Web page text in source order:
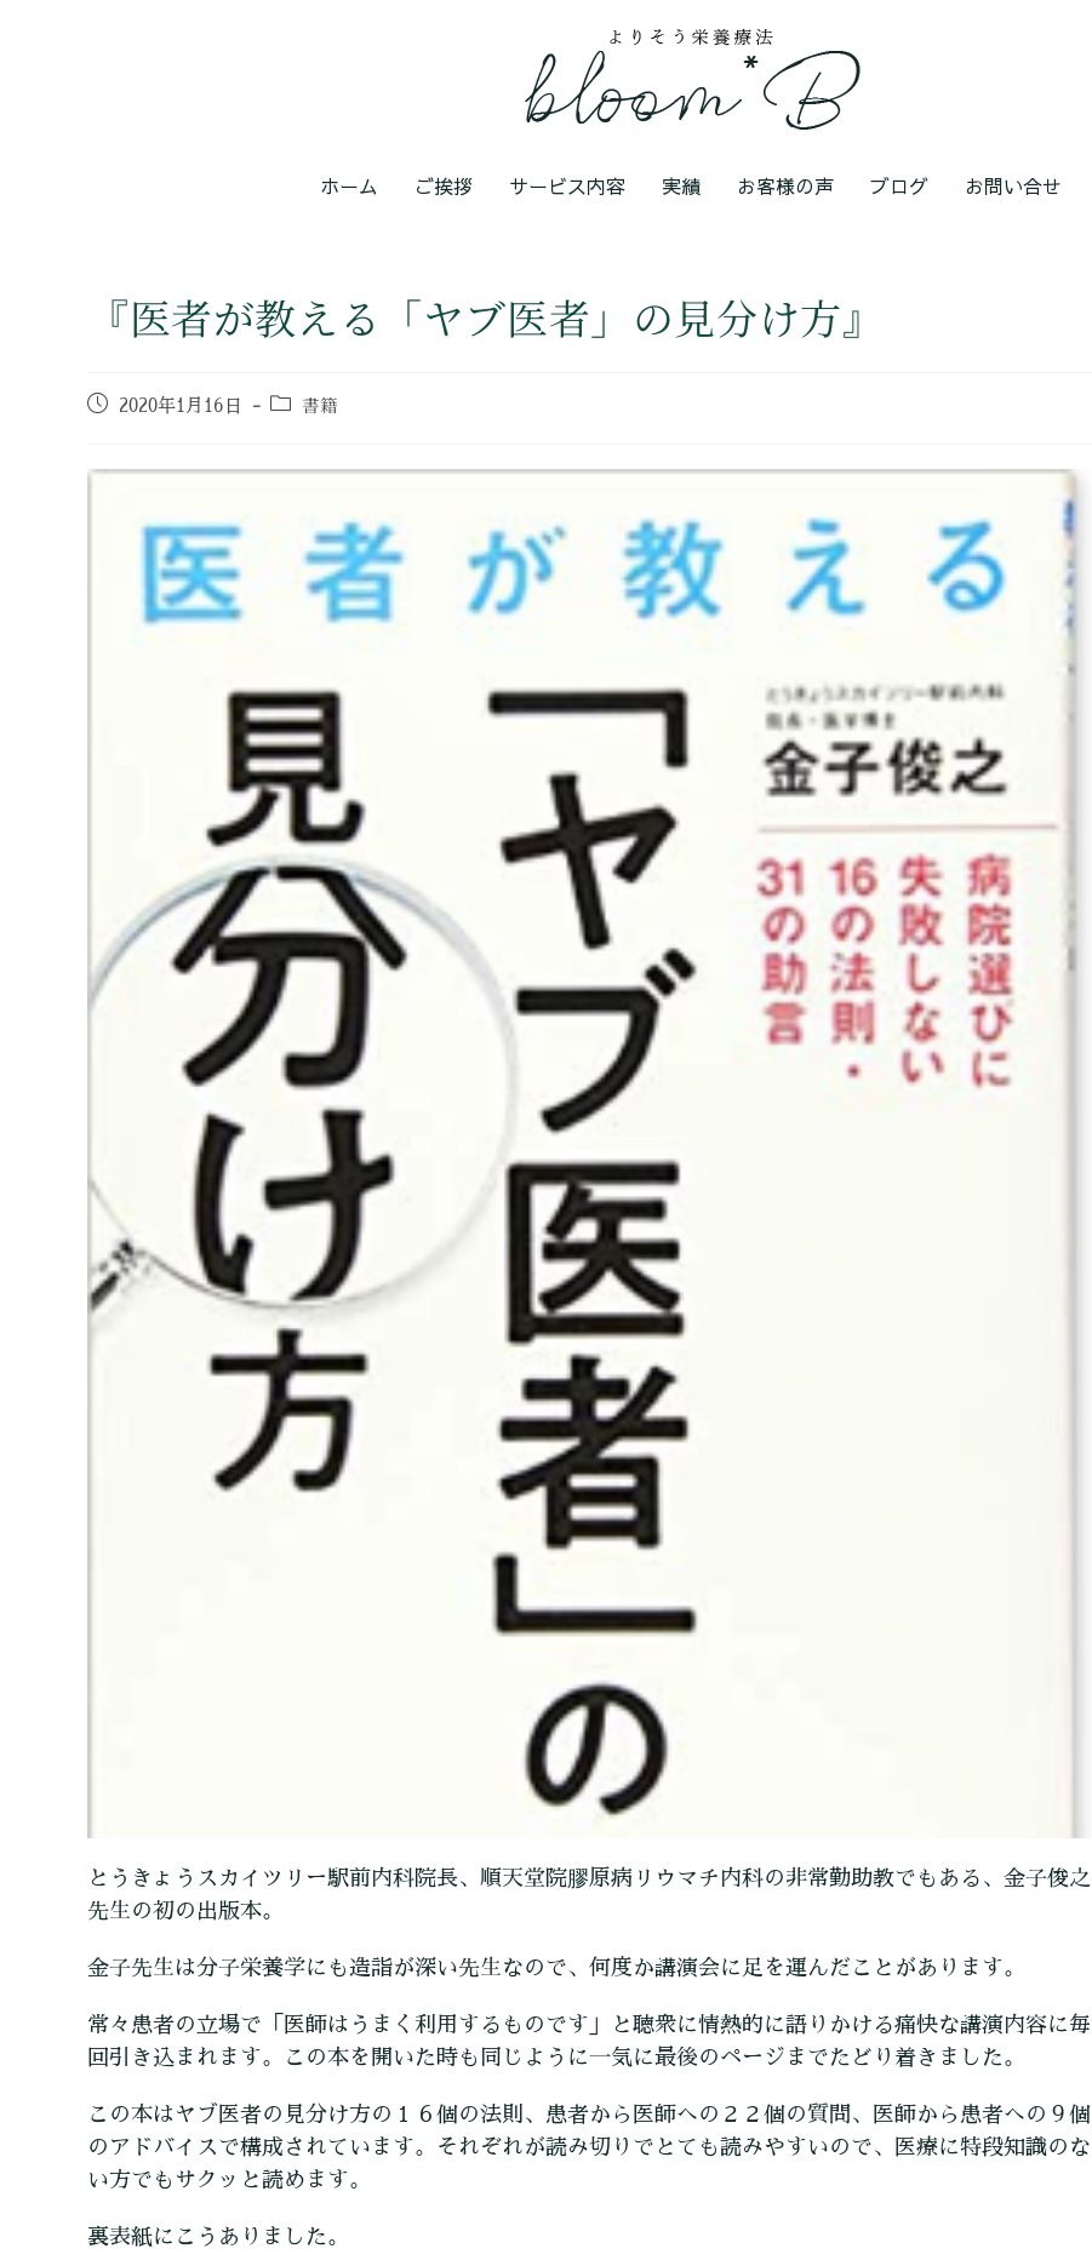
ホーム ご挨拶 サービス内容 実績 お客様の声 ブログ お問い合せ
『医者が教える「ヤブ医者」の見分け方』
2020年1月16日 書籍
とうきょうスカイツリー駅前内科院長、順天堂院膠原病リウマチ内科の非常勤助教でもある、金子俊之
先生の初の出版本。
金子先生は分子栄養学にも造詣が深い先生なので、何度か講演会に足を運んだことがあります。
常々患者の立場で「医師はうまく利用するものです」と聴衆に情熱的に語りかける痛快な講演内容に毎
回引き込まれます。この本を開いた時も同じように一気に最後のページまでたどり着きました。
この本はヤブ医者の見分け方の１６個の法則、患者から医師への２２個の質問、医師から患者への９個
のアドバイスで構成されています。それぞれが読み切りでとても読みやすいので、医療に特段知識のな
い方でもサクッと読めます。
裏表紙にこうありました。